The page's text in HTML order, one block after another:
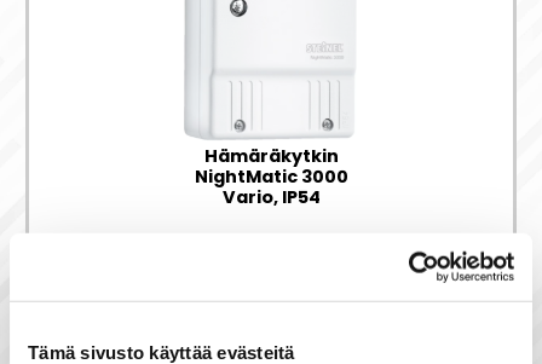
Tämä sivusto käyttää evästeitä
Hämäräkytkin
NightMatic 3000
Vario, IP54